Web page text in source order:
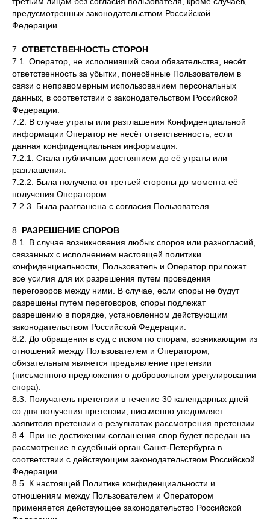
предусмотренных законодательством Российской
Федерации.
7. ОТВЕТСТВЕННОСТЬ СТОРОН
7.1. Оператор, не исполнивший свои обязательства, несёт
ответственность за убытки, понесённые Пользователем в
связи с неправомерным использованием персональных
данных, в соответствии с законодательством Российской
Федерации.
7.2. В случае утраты или разглашения Конфиденциальной
информации Оператор не несёт ответственность, если
данная конфиденциальная информация:
7.2.1. Стала публичным достоянием до её утраты или
разглашения.
7.2.2. Была получена от третьей стороны до момента её
получения Оператором.
7.2.3. Была разглашена с согласия Пользователя.
8. РАЗРЕШЕНИЕ СПОРОВ
8.1. В случае возникновения любых споров или разногласий,
связанных с исполнением настоящей политики
конфиденциальности, Пользователь и Оператор приложат
все усилия для их разрешения путем проведения
переговоров между ними. В случае, если споры не будут
разрешены путем переговоров, споры подлежат
разрешению в порядке, установленном действующим
законодательством Российской Федерации.
8.2. До обращения в суд с иском по спорам, возникающим из
отношений между Пользователем и Оператором,
обязательным является предъявление претензии
(письменного предложения о добровольном урегулировании
спора).
8.3. Получатель претензии в течение 30 календарных дней
со дня получения претензии, письменно уведомляет
заявителя претензии о результатах рассмотрения претензии.
8.4. При не достижении соглашения спор будет передан на
рассмотрение в судебный орган Санкт-Петербурга в
соответствии с действующим законодательством Российской
Федерации.
8.5. К настоящей Политике конфиденциальности и
отношениям между Пользователем и Оператором
применяется действующее законодательство Российской